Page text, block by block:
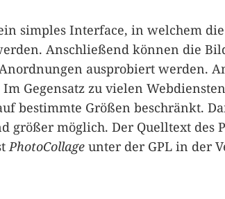
simples Interface, in welchem
Anschließend können die
ausprobiert werden.
Gegensatz zu vielen
bestimmte Größen beschränkt.
größer möglich. Der Quelltext des
PhotoCollage unter der GPL in der